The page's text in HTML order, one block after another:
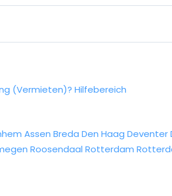
(Vermieten)? Hilfebereich
Assen Breda Den Haag Deventer
Roosendaal Rotterdam